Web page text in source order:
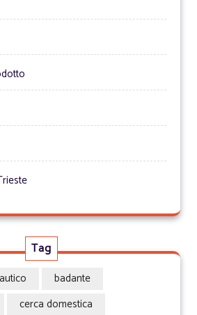
Tag
badante
cerca domestica